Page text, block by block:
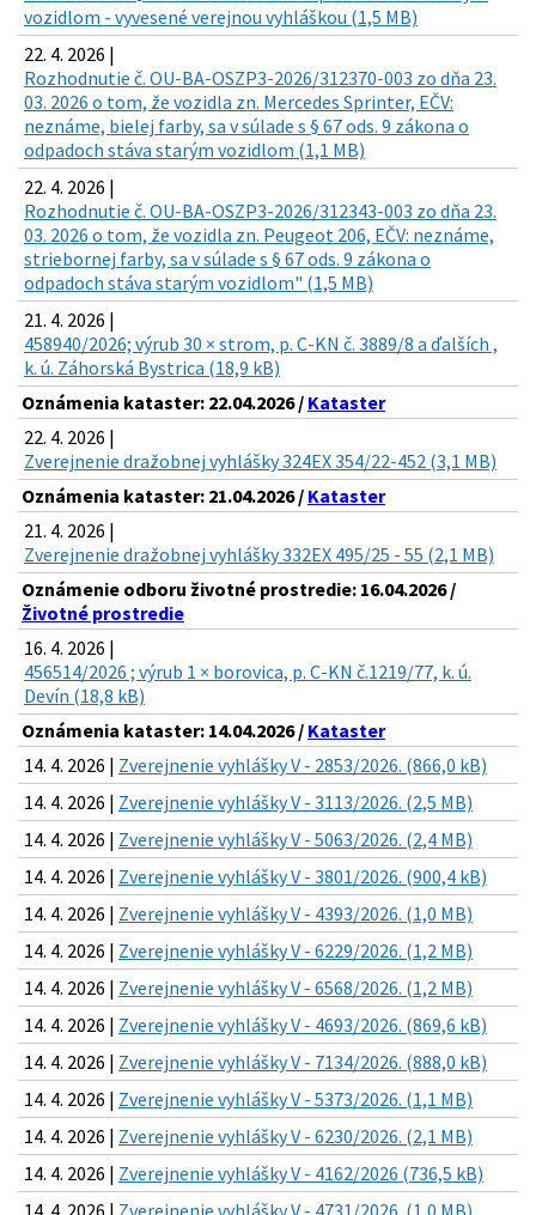
vozidlom - vyvesené verejnou vyhláškou (1,5 MB)
22. 4. 2026 |
Rozhodnutie č. OU-BA-OSZP3-2026/312370-003 zo dňa 23.
03. 2026 o tom, že vozidla zn. Mercedes Sprinter, EČV:
neznáme, bielej farby, sa v súlade s § 67 ods. 9 zákona o
odpadoch stáva starým vozidlom (1,1 MB)
22. 4. 2026 |
Rozhodnutie č. OU-BA-OSZP3-2026/312343-003 zo dňa 23.
03. 2026 o tom, že vozidla zn. Peugeot 206, EČV: neznáme,
striebornej farby, sa v súlade s § 67 ods. 9 zákona o
odpadoch stáva starým vozidlom" (1,5 MB)
21. 4. 2026 |
458940/2026; výrub 30 × strom, p. C-KN č. 3889/8 a ďalších ,
k. ú. Záhorská Bystrica (18,9 kB)
Oznámenia kataster: 22.04.2026 / Kataster
22. 4. 2026 |
Zverejnenie dražobnej vyhlášky 324EX 354/22-452 (3,1 MB)
Oznámenia kataster: 21.04.2026 / Kataster
21. 4. 2026 |
Zverejnenie dražobnej vyhlášky 332EX 495/25 - 55 (2,1 MB)
Oznámenie odboru životné prostredie: 16.04.2026 /
Životné prostredie
16. 4. 2026 |
456514/2026 ; výrub 1 × borovica, p. C-KN č.1219/77, k. ú.
Devín (18,8 kB)
Oznámenia kataster: 14.04.2026 / Kataster
14. 4. 2026 | Zverejnenie vyhlášky V - 2853/2026. (866,0 kB)
14. 4. 2026 | Zverejnenie vyhlášky V - 3113/2026. (2,5 MB)
14. 4. 2026 | Zverejnenie vyhlášky V - 5063/2026. (2,4 MB)
14. 4. 2026 | Zverejnenie vyhlášky V - 3801/2026. (900,4 kB)
14. 4. 2026 | Zverejnenie vyhlášky V - 4393/2026. (1,0 MB)
14. 4. 2026 | Zverejnenie vyhlášky V - 6229/2026. (1,2 MB)
14. 4. 2026 | Zverejnenie vyhlášky V - 6568/2026. (1,2 MB)
14. 4. 2026 | Zverejnenie vyhlášky V - 4693/2026. (869,6 kB)
14. 4. 2026 | Zverejnenie vyhlášky V - 7134/2026. (888,0 kB)
14. 4. 2026 | Zverejnenie vyhlášky V - 5373/2026. (1,1 MB)
14. 4. 2026 | Zverejnenie vyhlášky V - 6230/2026. (2,1 MB)
14. 4. 2026 | Zverejnenie vyhlášky V - 4162/2026 (736,5 kB)